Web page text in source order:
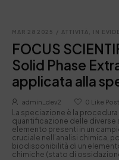
MAR 28 2025 / ATTIVITÀ, IN
FOCUS
Solid Phase
applicata alla
admin_dev2 0 Like Post
La speciazione è la
quantificazione delle diverse
elemento presenti in un
cruciale nell’analisi chimica,
biodisponibilità di un
chimiche (stato di